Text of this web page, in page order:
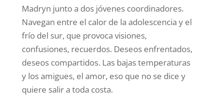
Madryn junto a dos jóvenes coordinadores.
Navegan entre el calor de la adolescencia y el
frío del sur, que provoca visiones,
confusiones, recuerdos. Deseos enfrentados,
deseos compartidos. Las bajas temperaturas
y los amigues, el amor, eso que no se dice y
quiere salir a toda costa.